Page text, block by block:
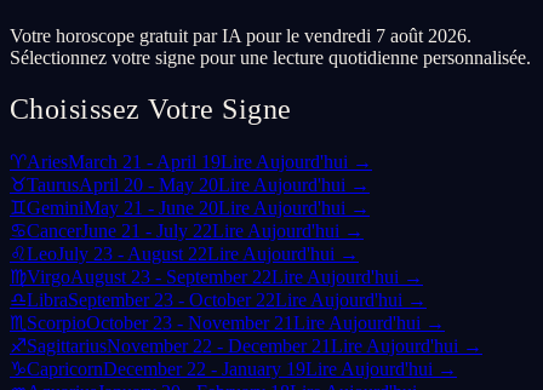
Votre horoscope gratuit par IA pour le vendredi 7 août 2026.
Sélectionnez votre signe pour une lecture quotidienne personnalisée.
Choisissez Votre Signe
♈AriesMarch 21 - April 19Lire Aujourd'hui →
♉TaurusApril 20 - May 20Lire Aujourd'hui →
♊GeminiMay 21 - June 20Lire Aujourd'hui →
♋CancerJune 21 - July 22Lire Aujourd'hui →
♌LeoJuly 23 - August 22Lire Aujourd'hui →
♍VirgoAugust 23 - September 22Lire Aujourd'hui →
♎LibraSeptember 23 - October 22Lire Aujourd'hui →
♏ ScorpioOctober 23 - November 21Lire Aujourd'hui →
♐SagittariusNovember 22 - December 21Lire Aujourd'hui →
♑CapricornDecember 22 - January 19Lire Aujourd'hui →